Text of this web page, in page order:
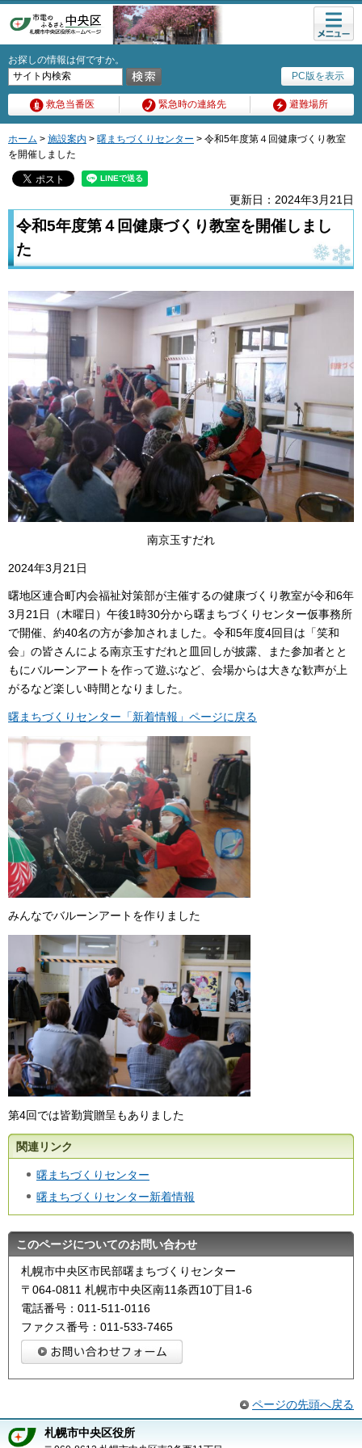
PC版を表示
お探しの情報は何ですか。
救急当番医 緊急時の連絡先 避難場所
メニュ
ー
ホーム > 施設案内 > 曙まちづくりセンター > 令和5年度第４回健康づくり教室
を開催しました
更新日：2024年3月21日
令和5年度第４回健康づくり教室を開催しまし
た
南京玉すだれ
2024年3月21 日
曙地区連合町内会福祉対策部が主催するの健康づくり教室が令和6年
3月21日（木曜日）午後1時30分から曙まちづくりセンター仮事務所
で開催、約40名の方が参加されました。令和5年度4回目は「笑和
会」の皆さんによる南京玉すだれと皿回しが披露、また参加者とと
もにバルーンアートを作って遊ぶなど、会場からは大きな歓声が上
がるなど楽しい時間となりました。
曙まちづくりセンター「新着情報」ページに戻る
みんなでバルーンアートを作りました
第4回では皆勤賞贈呈もありました
関連リンク
曙まちづくりセンター
曙まちづくりセンター新着情報
このページについてのお問い合わせ
札幌市中央区市民部曙まちづくりセンター
〒064-0811 札幌市中央区南11条西10丁目1-6
電話番号：011-511-0116
ファクス番号：011-533-7465
ページの先頭へ戻る
札幌市中央区役所